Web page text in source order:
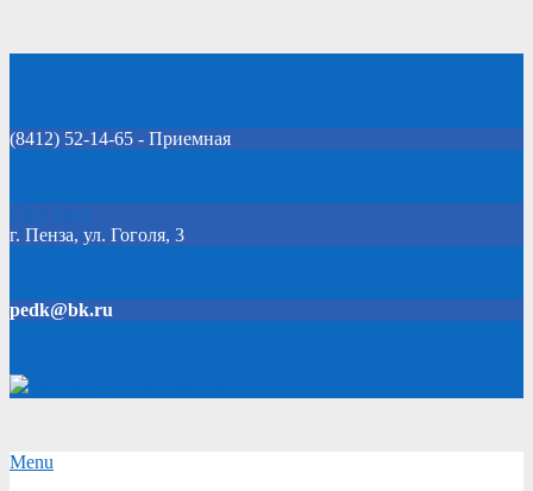
(8412) 52-14-65 - Приемная
Click Here
г. Пенза, ул. Гоголя, 3
pedk@bk.ru
Secondary
Menu